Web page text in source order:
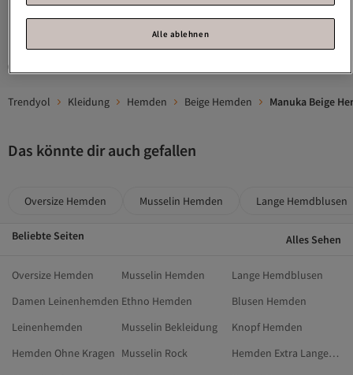
1
Trendyol Kleidung Hemden Beige Hemden Manuka Beige
Das könnte dir auch gefallen
Oversize Hemden Musselin Hemden Lange Hemdblusen
Beliebte Seiten Alles Sehen
Oversize Hemden Musselin Hemden
Lange Hemdblusen
Damen Leinenhemden Ethno Hemden
Blusen Hemden
Leinenhemden
Musselin Bekleidung
Knopf Hemden
Hemden Ohne Kragen Musselin Rock
Hemden Extra Langer Arm
Alle ablehnen